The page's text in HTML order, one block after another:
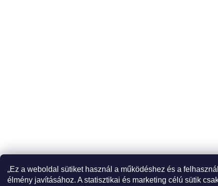
„Ez a weboldal sütiket használ a működéshez és a
élmény javításához. A statisztikai és marketing célú sütik